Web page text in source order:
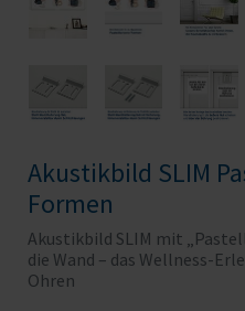
Akustikbild SLIM
Formen
Akustikbild SLIM mit
die Wand – das Wellness-
Ohren